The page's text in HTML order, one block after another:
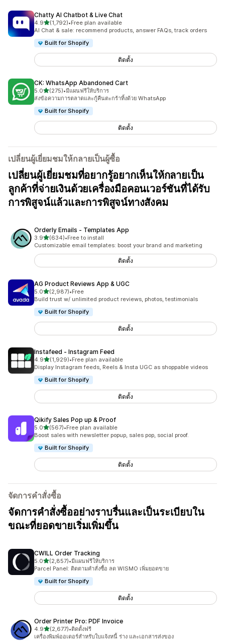
Chatty AI Chatbot & Live Chat
4.9เต็ม 5 ดาว
(1,792)
ทั้งหมด 1792 รีวิว
•Free plan available
AI Chat & sale: recommend products, answer FAQs, track orders
Built for Shopify
ติดตั้ง
CK: WhatsApp Abandoned Cart
5.0เต็ม 5 ดาว
(275)
ทั้งหมด 275 รีวิว
•มีแผนฟรีให้บริการ
ส่งข้อความการตลาดและกู้คืนตะกร้าทิ้งด้วย WhatsApp
Built for Shopify
ติดตั้ง
เปลี่ยนผู้เยี่ยมชมให้กลายเป็นผู้ซื้อ
เปลี่ยนผู้เยี่ยมชมที่อยากรู้อยากเห็นให้กลายเป็น
ลูกค้าที่จ่ายเงินด้วยเครื่องมือคอนเวอร์ชันที่ได้รับ
การพิสูจน์แล้วและการพิสูจน์ทางสังคม
Orderly Emails ‑ Templates App
3.9เต็ม 5 ดาว
(634)
ทั้งหมด 634 รีวิว
•Free to install
Customizable email templates: boost your brand and marketing
ติดตั้ง
AG Product Reviews App & UGC
5.0เต็ม 5 ดาว
(2,987)
ทั้งหมด 2987 รีวิว
•Free
Build trust w/ unlimited product reviews, photos, testimonials
Built for Shopify
ติดตั้ง
Instafeed ‑ Instagram Feed
4.9เต็ม 5 ดาว
(1,929)
ทั้งหมด 1929 รีวิว
•Free plan available
Display Instagram feeds, Reels & Insta UGC as shoppable videos
Built for Shopify
ติดตั้ง
Qikify Sales Pop up & Proof
5.0เต็ม 5 ดาว
(567)
ทั้งหมด 567 รีวิว
•Free plan available
Boost sales with newsletter popup, sales pop, social proof.
Built for Shopify
ติดตั้ง
จัดการคำสั่งซื้อ
จัดการคำสั่งซื้ออย่างราบรื่นและเป็นระเบียบใน
ขณะที่ยอดขายเริ่มเพิ่มขึ้น
CWILL Order Tracking
5.0เต็ม 5 ดาว
(2,857)
ทั้งหมด 2857 รีวิว
•มีแผนฟรีให้บริการ
Parcel Panel: ติดตามคำสั่งซื้อ ลด WISMO เพิ่มยอดขาย
Built for Shopify
ติดตั้ง
Order Printer Pro: PDF Invoice
4.9เต็ม 5 ดาว
(2,677)
ทั้งหมด 2677 รีวิว
•ติดตั้งฟรี
เครื่องพิมพ์ออเดอร์สำหรับใบแจ้งหนี้ ร่าง และเอกสารส่งของ